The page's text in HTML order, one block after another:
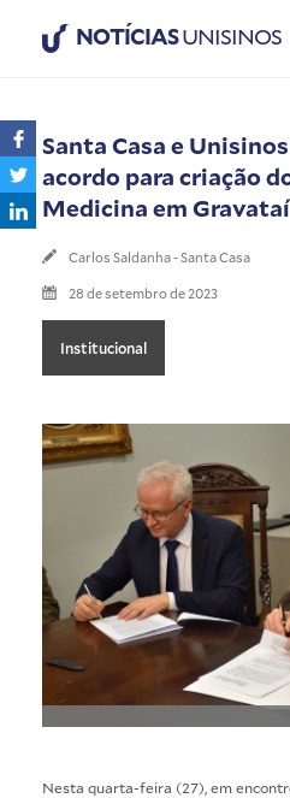
NOTÍCIASUNISINOS
Santa Casa e
acordo para criação
Medicina em Gravataí
Carlos Saldanha - Santa Casa
28 de setembro de 2023
Institucional
Nesta quarta-feira (27), em